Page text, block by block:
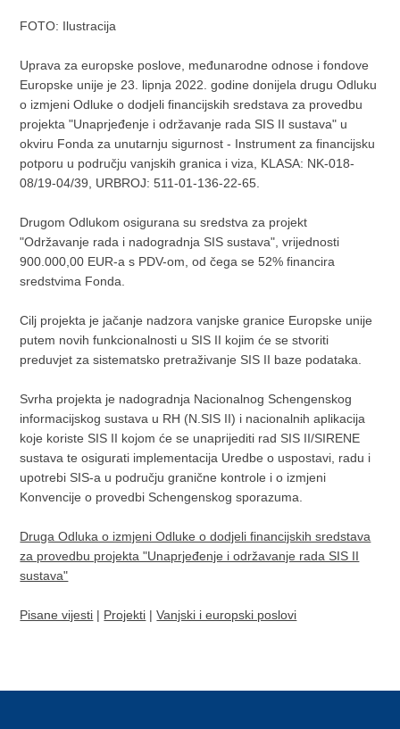
FOTO: Ilustracija
Uprava za europske poslove, međunarodne odnose i fondove
Europske unije je 23. lipnja 2022. godine donijela drugu Odluku
o izmjeni Odluke o dodjeli financijskih sredstava za provedbu
projekta "Unaprjeđenje i održavanje rada SIS II sustava" u
okviru Fonda za unutarnju sigurnost - Instrument za financijsku
potporu u području vanjskih granica i viza, KLASA: NK-018-
08/19-04/39, URBROJ: 511-01-136-22-65.
Drugom Odlukom osigurana su sredstva za projekt
"Održavanje rada i nadogradnja SIS sustava", vrijednosti
900.000,00 EUR-a s PDV-om, od čega se 52% financira
sredstvima Fonda.
Cilj projekta je jačanje nadzora vanjske granice Europske unije
putem novih funkcionalnosti u SIS II kojim će se stvoriti
preduvjet za sistematsko pretraživanje SIS II baze podataka.
Svrha projekta je nadogradnja Nacionalnog Schengenskog
informacijskog sustava u RH (N.SIS II) i nacionalnih aplikacija
koje koriste SIS II kojom će se unaprijediti rad SIS II/SIRENE
sustava te osigurati implementacija Uredbe o uspostavi, radu i
upotrebi SIS-a u području granične kontrole i o izmjeni
Konvencije o provedbi Schengenskog sporazuma.
Druga Odluka o izmjeni Odluke o dodjeli financijskih sredstava
za provedbu projekta "Unaprjeđenje i održavanje rada SIS II
sustava"
Pisane vijesti | Projekti |Vanjski i europski poslovi